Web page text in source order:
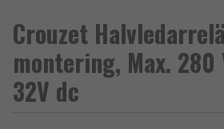
Crouzet
montering, Max. 280
32V dc